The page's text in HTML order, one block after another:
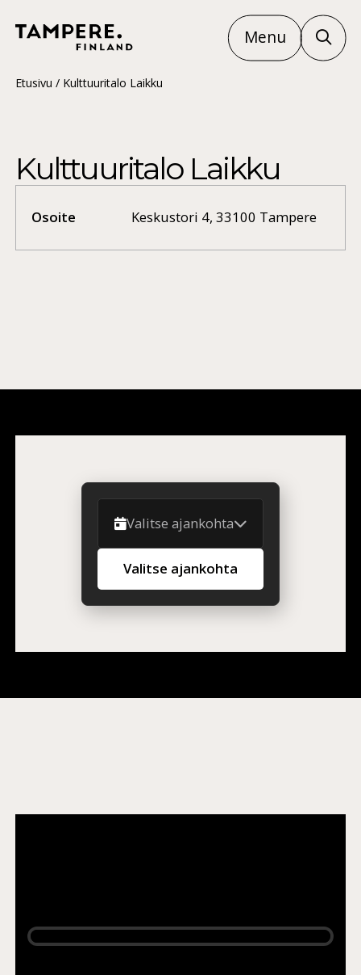
Menu
Etusivu / Kulttuuritalo Laikku
Kulttuuritalo Laikku
Osoite Keskustori 4, 33100 Tampere
Valitse ajankohta
Valitse ajankohta